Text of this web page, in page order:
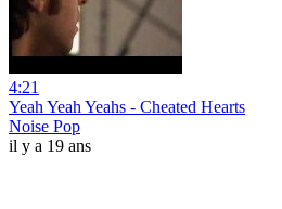
4:21
Yeah Yeah Yeahs - Cheated Hearts
Noise Pop
il y a 19 ans